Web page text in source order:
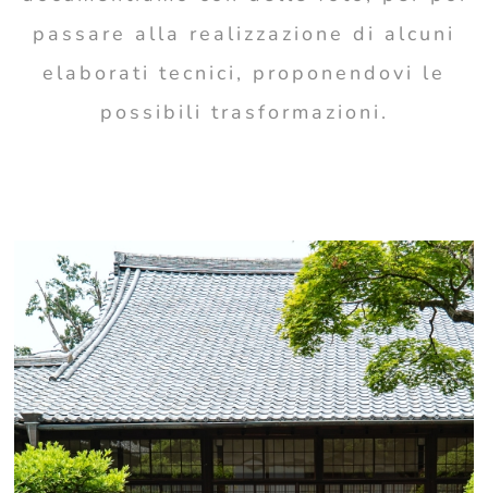
passare alla realizzazione di alcuni
elaborati tecnici, proponendovi le
possibili trasformazioni.